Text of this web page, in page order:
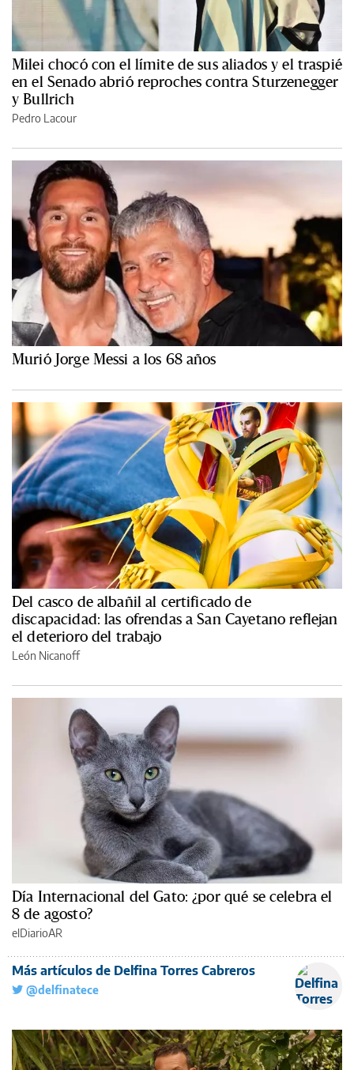
Milei chocó con el límite de sus aliados y el traspié
en el Senado abrió reproches contra Sturzenegger
y Bullrich
Pedro Lacour
Murió Jorge Messi a los 68 años
Del casco de albañil al certificado de
discapacidad: las ofrendas a San Cayetano reflejan
el deterioro del trabajo
León Nicanoff
Día Internacional del Gato: ¿por qué se celebra el
8 de agosto?
elDiarioAR
Más artículos de Delfina Torres Cabreros
@delfinatece